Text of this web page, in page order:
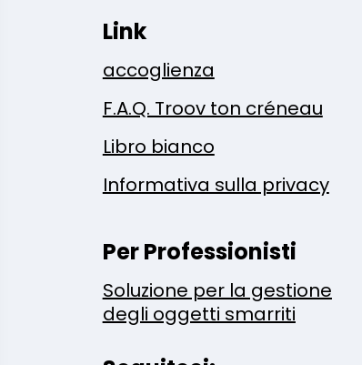
Link
accoglienza
F.A.Q. Troov ton créneau
Libro bianco
Informativa sulla privacy
Per Professionisti
Soluzione per la gestione
degli oggetti smarriti